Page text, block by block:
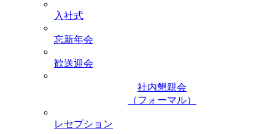
入社式
忘新年会
歓送迎会
社内懇親会
（フォーマル）
レセプション